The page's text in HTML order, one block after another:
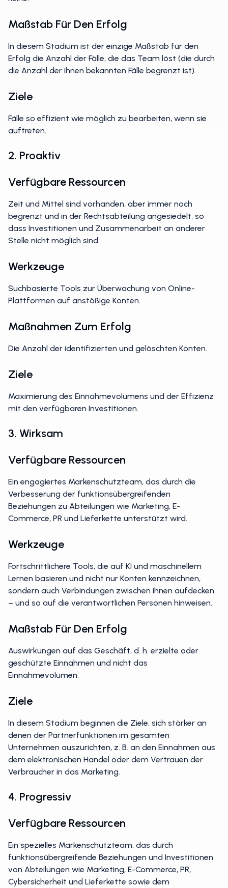
Maßstab Für Den Erfolg
In diesem Stadium ist der einzige Maßstab für den
Erfolg die Anzahl der Fälle, die das Team löst (die durch
die Anzahl der ihnen bekannten Fälle begrenzt ist).
Ziele
Fälle so effizient wie möglich zu bearbeiten, wenn sie
2. Proaktiv
Verfügbare Ressourcen
Zeit und Mittel sind vorhanden, aber immer noch
begrenzt und in der Rechtsabteilung angesiedelt, so
dass Investitionen und Zusammenarbeit an anderer
Stelle nicht möglich sind.
Werkzeuge
Suchbasierte Tools zur Überwachung von Online-
Plattformen auf anstößige Konten.
Maßnahmen Zum Erfolg
Die Anzahl der identifizierten und gelöschten Konten.
Ziele
Maximierung des Einnahmevolumens und der Effizienz
mit den verfügbaren Investitionen.
3. Wirksam
Verfügbare Ressourcen
Ein engagiertes Markenschutzteam, das durch die
Verbesserung der funktionsübergreifenden
Beziehungen zu Abteilungen wie Marketing, E-
Werkzeuge
Fortschrittlichere Tools, die auf KI und maschinellem
Lernen basieren und nicht nur Konten kennzeichnen,
sondern auch Verbindungen zwischen ihnen aufdecken
Maßstab Für Den Erfolg
Auswirkungen auf das Geschäft, d. h. erzielte oder
geschützte Einnahmen und nicht das
Ziele
In diesem Stadium beginnen die Ziele, sich stärker an
denen der Partnerfunktionen im gesamten
Unternehmen auszurichten, z. B. an den Einnahmen aus
dem elektronischen Handel oder dem Vertrauen der
Verbraucher in das Marketing.
4. Progressiv
Verfügbare Ressourcen
Ein spezielles Markenschutzteam, das durch
funktionsübergreifende Beziehungen und Investitionen
von Abteilungen wie Marketing, E-Commerce, PR,